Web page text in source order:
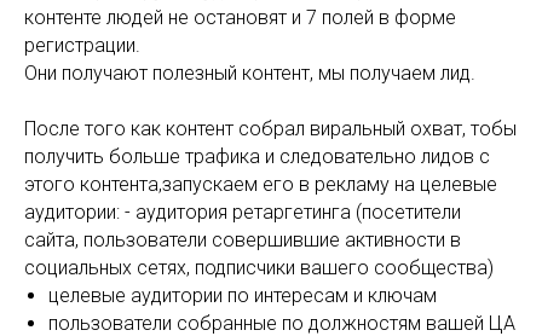
контенте людей не остановят и 7 полей в форме
регистрации.
Они получают полезный контент, мы получаем лид.
После того как контент собрал виральный охват, тобы
получить больше трафика и следовательно лидов с
этого контента,запускаем его в рекламу на целевые
аудитории: - аудитория ретаргетинга (посетители
сайта, пользователи совершившие активности в
социальных сетях, подписчики вашего сообщества)
целевые аудитории по интересам и ключам
пользователи собранные по должностям вашей ЦА